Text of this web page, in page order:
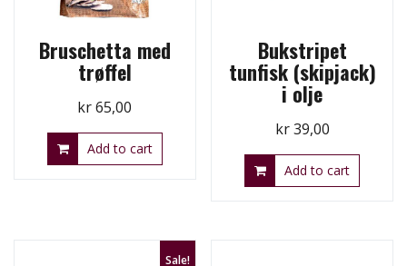
Bruschetta med
trøffel
kr65,00
Add to cart
Bukstripet
tunfisk (skipjack)
i olje
kr39,00
Add to cart
Sale!